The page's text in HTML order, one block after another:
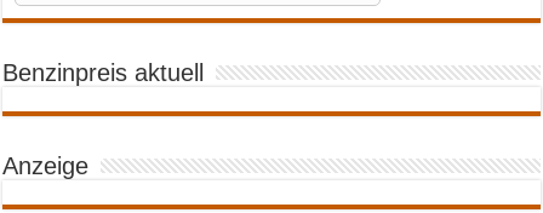
Benzinpreis aktuell
Anzeige